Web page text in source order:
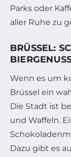
Parks oder
aller Ruhe zu
BRÜSSEL:
Wenn es um
Brüssel ein
Die Stadt ist
und Waffeln.
Dazu gibt es